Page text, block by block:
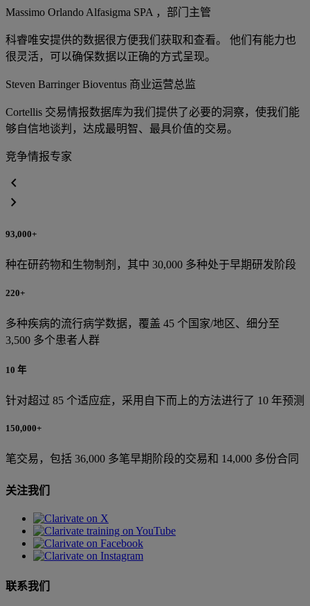
Massimo Orlando Alfasigma SPA ，部门主管
科睿唯安提供的数据很方便我们获取和查看。 他们有能力也
很灵活，可以确保数据以正确的方式呈现。
Steven BarringerBioventus 商业运营总监
Cortellis 交易情报数据库为我们提供了必要的洞察，使我们能
够自信地谈判，达成最明智、最具价值的交易。
竞争情报专家
chevron_left
chevron_right
93,000+
种在研药物和生物制剂，其中 30,000 多种处于早期研发阶段
220+
多种疾病的流行病学数据，覆盖 45 个国家/地区、细分至
3,500 多个患者人群
10 年
针对超过 85 个适应症，采用自下而上的方法进行了 10 年预测
150,000+
笔交易，包括 36,000 多笔早期阶段的交易和 14,000 多份合同
关注我们
联系我们